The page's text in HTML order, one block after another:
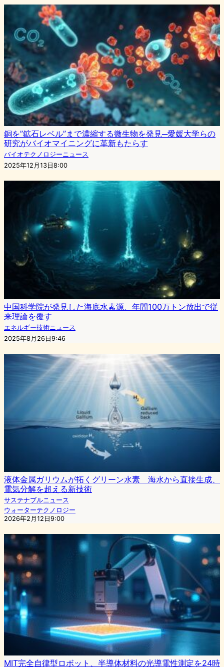
銅を”鉱石レベル”まで濃縮する微生物を発見─愛媛大学らの
研究がバイオマイニングに革新もたらす
バイオテクノロジーニュース
2025年12月13日8:00
中国科学院が発見した海底水素源、年間100万トン放出で従
来理論を覆す
エネルギー技術ニュース
2025年8月26日9:46
液体金属ガリウムが拓くグリーン水素 海水から直接生成、
電気分解を超える新技術
サステナブルニュース
ウォーターテクノロジー
2026年2月12日9:00
MIT完全自律型ロボット、半導体材料の光導電性測定を24時